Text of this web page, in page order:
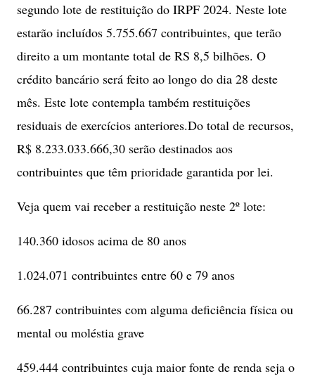
segundo lote de restituição do IRPF 2024. Neste lote
estarão incluídos 5.755.667 contribuintes, que terão
direito a um montante total de RS 8,5 bilhões. O
crédito bancário será feito ao longo do dia 28 deste
mês. Este lote contempla também restituições
residuais de exercícios anteriores.Do total de recursos,
R$ 8.233.033.666,30 serão destinados aos
contribuintes que têm prioridade garantida por lei.
Veja quem vai receber a restituição neste 2º lote:
140.360 idosos acima de 80 anos
1.024.071 contribuintes entre 60 e 79 anos
66.287 contribuintes com alguma deficiência física ou
mental ou moléstia grave
459.444 contribuintes cuja maior fonte de renda seja o